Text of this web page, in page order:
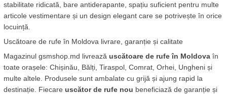
stabilitate ridicată, bare antiderapante, spațiu suficient pentru multe
articole vestimentare și un design elegant care se potrivește în orice
locuință.
Uscătoare de rufe în Moldova livrare, garanție și calitate
Magazinul gsmshop.md livrează uscătoare de rufe în Moldova în
toate orașele: Chișinău, Bălți, Tiraspol, Comrat, Orhei, Ungheni și
multe altele. Produsele sunt ambalate cu grijă și ajung rapid la
destinație. Fiecare uscător de rufe nou beneficiază de garanție și